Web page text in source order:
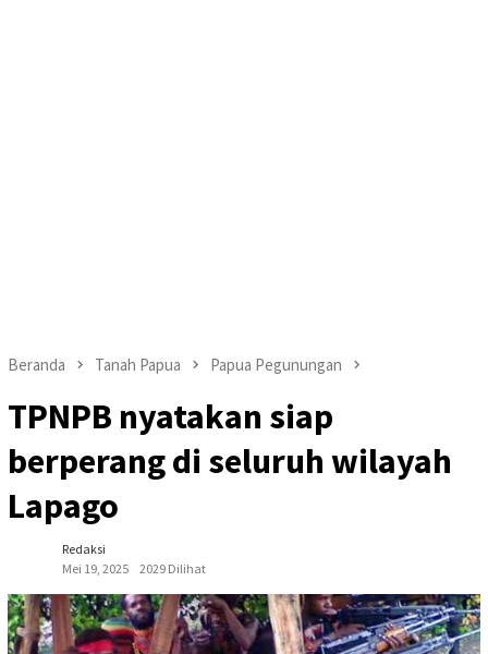
Beranda Tanah Papua Papua Pegunungan
TPNPB nyatakan siap
berperang di seluruh wilayah
Lapago
Redaksi
Mei 19, 2025
2029 Dilihat